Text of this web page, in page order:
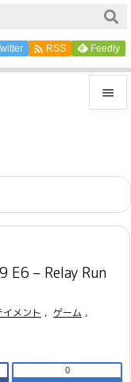

サイド

前へ
次へ
 RSS Feedly
E6 – Relay Run
イメント , ゲーム ,
0